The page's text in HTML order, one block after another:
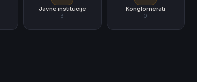
Javne institucije
3
Konglomerati
0